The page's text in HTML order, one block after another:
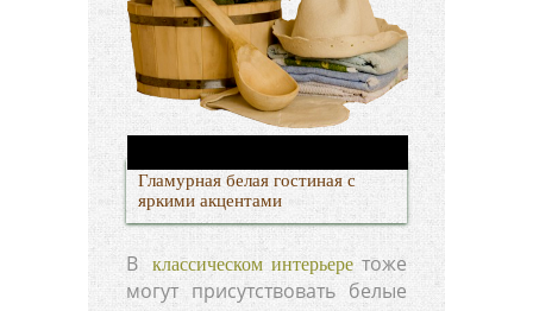
Гламурная белая гостиная с
яркими акцентами
В классическом интерьере тоже
могут присутствовать белые